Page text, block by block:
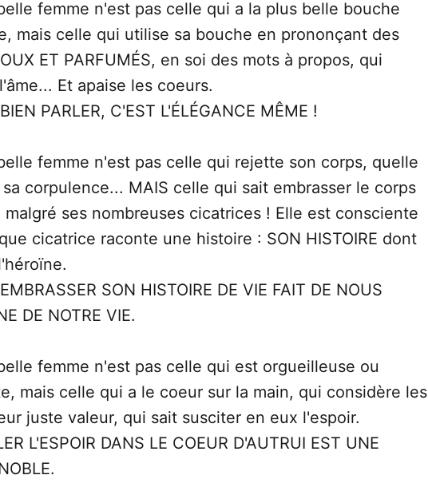
femme n'est pas celle qui a la plus belle bouche
mais celle qui utilise sa bouche en prononçant des
ET PARFUMÉS, en soi des mots à propos, qui
Et apaise les coeurs.
PARLER, C'EST L'ÉLÉGANCE MÊME !
femme n'est pas celle qui rejette son corps, quelle
corpulence... MAIS celle qui sait embrasser le corps
malgré ses nombreuses cicatrices ! Elle est consciente
cicatrice raconte une histoire : SON HISTOIRE dont
SON HISTOIRE DE VIE FAIT DE NOUS
DE NOTRE VIE.
femme n'est pas celle qui est orgueilleuse ou
mais celle qui a le coeur sur la main, qui considère les
juste valeur, qui sait susciter en eux l'espoir.
L'ESPOIR DANS LE COEUR D'AUTRUI EST UNE